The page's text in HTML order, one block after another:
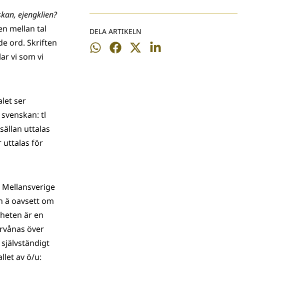
DELA ARTIKELN
Dela
Dela
Dela
Dela
ejengklien?
mellan tal
ord. Skriften
vi som vi
ser
tl
uttalas
uttalas för
ä oavsett om
är en
över
av ö/u: